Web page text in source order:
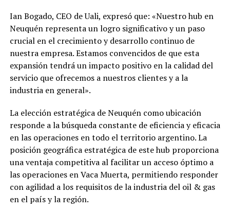
Ian Bogado, CEO de Uali, expresó que: «Nuestro hub en
Neuquén representa un logro significativo y un paso
crucial en el crecimiento y desarrollo continuo de
nuestra empresa. Estamos convencidos de que esta
expansión tendrá un impacto positivo en la calidad del
servicio que ofrecemos a nuestros clientes y a la
industria en general».
La elección estratégica de Neuquén como ubicación
responde a la búsqueda constante de eficiencia y eficacia
en las operaciones en todo el territorio argentino. La
posición geográfica estratégica de este hub proporciona
una ventaja competitiva al facilitar un acceso óptimo a
las operaciones en Vaca Muerta, permitiendo responder
con agilidad a los requisitos de la industria del oil & gas
en el país y la región.